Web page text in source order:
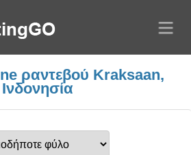
ραντεβού Kraksaan,
Ινδονησία